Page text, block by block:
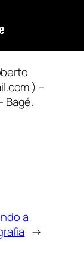
) –
Bagé.
a
→